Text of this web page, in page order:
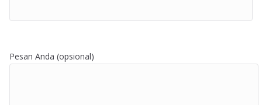
Pesan Anda (opsional)